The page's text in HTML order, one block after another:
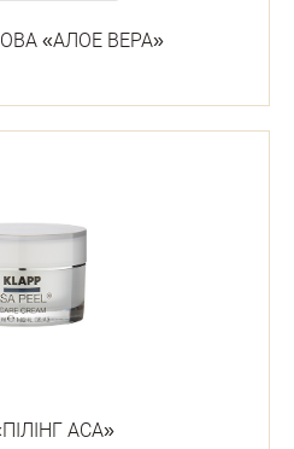
«АЛОЕ ВЕРА»
АСА»